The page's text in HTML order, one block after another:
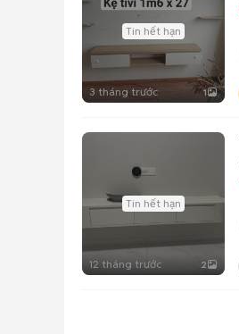
Tin hết hạn
3 tháng trước 1
Tin hết hạn
12 tháng trước 2